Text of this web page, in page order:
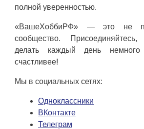
полной уверенностью.
«ВашеХоббиРФ» — это не
сообщество.
делать каждый день
счастливее!
Мы в социальных сетях:
Одноклассники
ВКонтакте
Телеграм